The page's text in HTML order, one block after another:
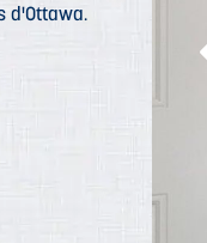
d'Ottawa.